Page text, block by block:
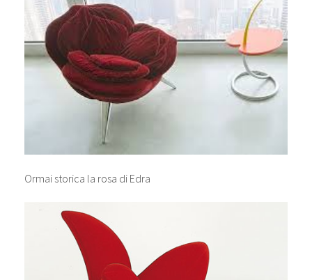
Ormai storica la rosa di Edra